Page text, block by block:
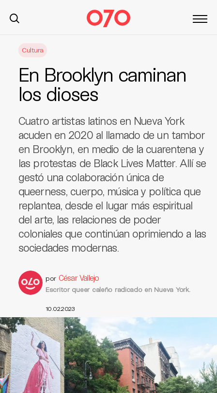
Cultura
En Brooklyn caminan
los dioses
Cuatro artistas latinos en Nueva York
acuden en 2020 al llamado de un tambor
en Brooklyn, en medio de la cuarentena y
las protestas de Black Lives Matter. Allí se
gestó una colaboración única de
queerness, cuerpo, música y política que
replantea, desde el lugar más espiritual
del arte, las relaciones de poder
coloniales que continúan oprimiendo a las
sociedades modernas.
por César Vallejo
Escritor queer caleño radicado en Nueva York.
10.02.2023